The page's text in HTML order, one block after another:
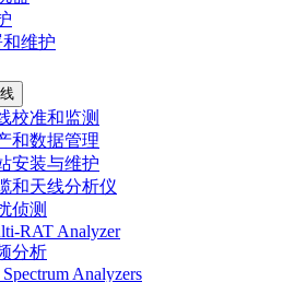
维护
校准和监测
和数据管理
安装与维护
和天线分析仪
侦测
RAT Analyzer
分析
Analyzers